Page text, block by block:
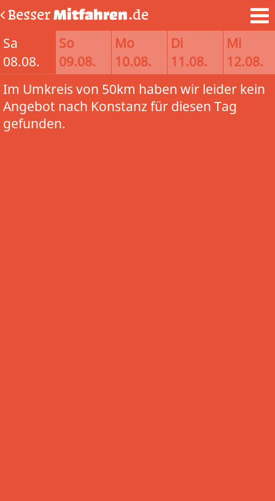
BesserMitfahren.de
Sa
08.08.
So
09.08.
Mo
10.08.
Di
11.08.
Mi
12.08.
Im Umkreis von 50km haben wir leider kein
Angebot nach Konstanz für diesen Tag
gefunden.